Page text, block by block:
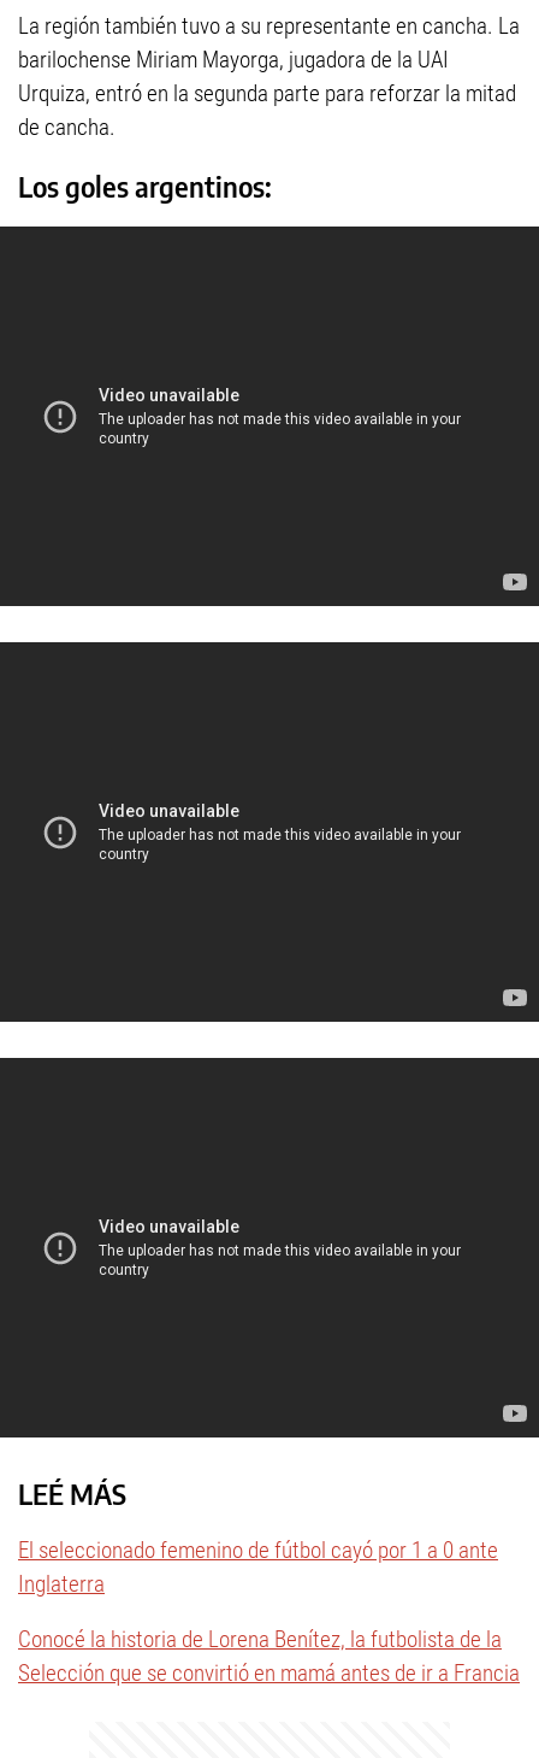
La región también tuvo a su representante en cancha. La
barilochense Miriam Mayorga, jugadora de la UAI
Urquiza, entró en la segunda parte para reforzar la mitad
de cancha.
Los goles argentinos:
LEÉ MÁS
El seleccionado femenino de fútbol cayó por 1 a 0 ante
Inglaterra
Conocé la historia de Lorena Benítez, la futbolista de la
Selección que se convirtió en mamá antes de ir a Francia